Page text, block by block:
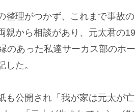
理がつかず、これまで事故の
親から相談があり、元太君の19
のあった私達サーカス部のホー
た。
公開され「我が家は元太が亡